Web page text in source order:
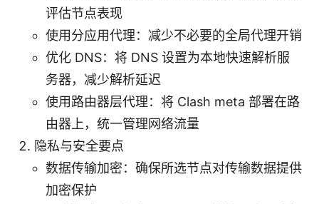
评估节点表现
使用分应用代理：减少不必要的全局代理开销
优化 DNS：将 DNS 设置为本地快速解析服
务器，减少解析延迟
使用路由器层代理：将 Clash meta 部署在路
由器上，统一管理网络流量
隐私与安全要点
数据传输加密：确保所选节点对传输数据提供
加密保护